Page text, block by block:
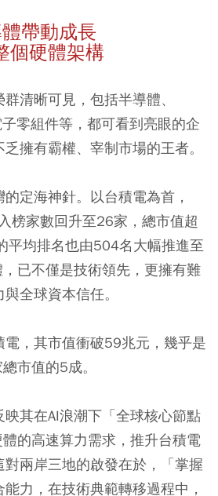
帶動成長
個硬體架構
清晰可見，包括半導體、
零組件等，都可看到亮眼的企
擁有霸權、宰制市場的王者。
定海神針。以台積電為首，
榜家數回升至26家，總市值超
平均排名也由504名大幅推進至
已不僅是技術領先，更擁有難
全球資本信任。
，其市值衝破59兆元，幾乎是
市值的5成。
其在AI浪潮下「全球核心節點
的高速算力需求，推升台積電
兩岸三地的啟發在於，「掌握
力，在技術典範轉移過程中，